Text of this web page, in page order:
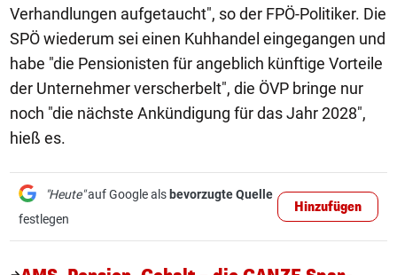
Verhandlungen aufgetaucht", so der FPÖ-Politiker. Die
SPÖ wiederum sei einen Kuhhandel eingegangen und
habe "die Pensionisten für angeblich künftige Vorteile
der Unternehmer verscherbelt", die ÖVP bringe nur
noch "die nächste Ankündigung für das Jahr 2028",
hieß es.
"Heute"auf Google als bevorzugte Quelle
festlegen
Hinzufügen